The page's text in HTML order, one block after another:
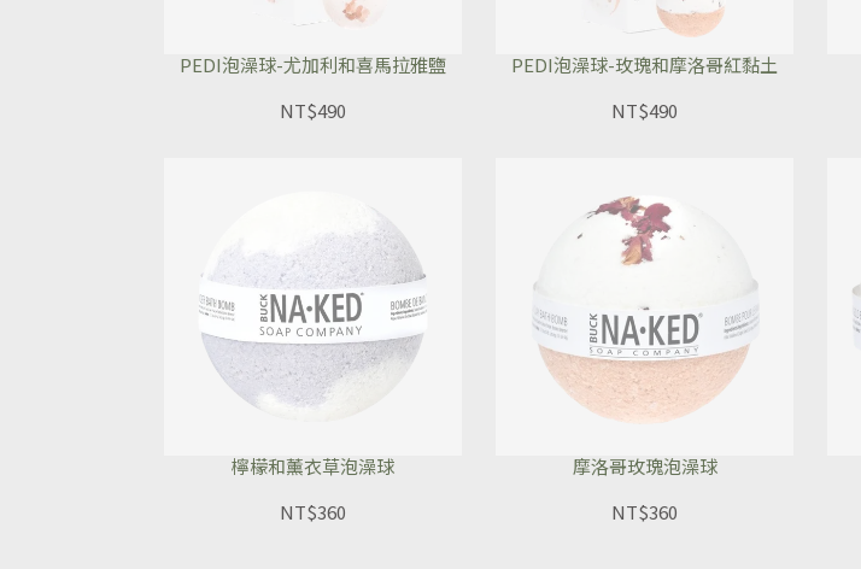
PEDI泡澡球-尤加利和喜馬拉雅鹽
NT$490
PEDI泡澡球-玫瑰和摩洛哥紅黏土
NT$490
檸檬和薰衣草泡澡球
NT$360
摩洛哥玫瑰泡澡球
NT$360